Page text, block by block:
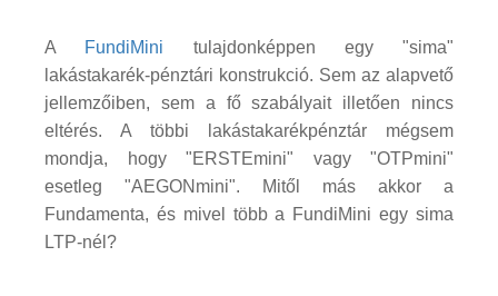
A FundiMini tulajdonképpen egy "sima"
lakástakarék-pénztári konstrukció. Sem az alapvető
jellemzőiben, sem a fő szabályait illetően nincs
eltérés. A többi lakástakarékpénztár mégsem
mondja, hogy "ERSTEmini" vagy "OTPmini"
esetleg "AEGONmini". Mitől más akkor a
Fundamenta, és mivel több a FundiMini egy sima
LTP-nél?